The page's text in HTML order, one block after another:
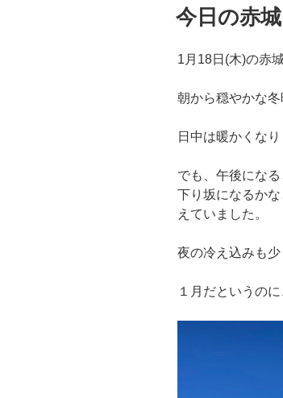
稿
日:
今日の赤
1月18日(木)の赤
朝から穏やかな冬
日中は暖かくな
でも、午後にな
下り坂になるか
えていました。
夜の冷え込みも少
１月だというの